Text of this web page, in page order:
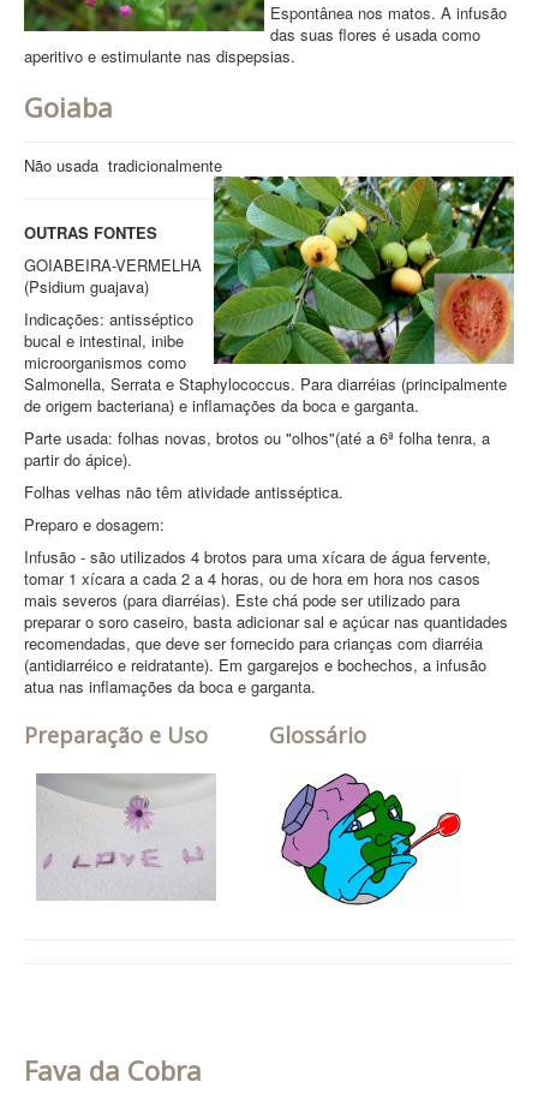
Espontânea nos matos. A infusão
das suas flores é usada como
aperitivo e estimulante nas dispepsias.
Goiaba
Não usada tradicionalmente
OUTRAS FONTES
GOIABEIRA-VERMELHA
(Psidium guajava)
Indicações: antisséptico
bucal e intestinal, inibe
microorganismos como
Salmonella, Serrata e Staphylococcus. Para diarréias (principalmente
de origem bacteriana) e inflamações da boca e garganta.
Parte usada: folhas novas, brotos ou "olhos"(até a 6ª folha tenra, a
partir do ápice).
Folhas velhas não têm atividade antisséptica.
Preparo e dosagem:
Infusão - são utilizados 4 brotos para uma xícara de água fervente,
tomar 1 xícara a cada 2 a 4 horas, ou de hora em hora nos casos
mais severos (para diarréias). Este chá pode ser utilizado para
preparar o soro caseiro, basta adicionar sal e açúcar nas quantidades
recomendadas, que deve ser fornecido para crianças com diarréia
(antidiarréico e reidratante). Em gargarejos e bochechos, a infusão
atua nas inflamações da boca e garganta.
Preparação e Uso Glossário
Fava da Cobra